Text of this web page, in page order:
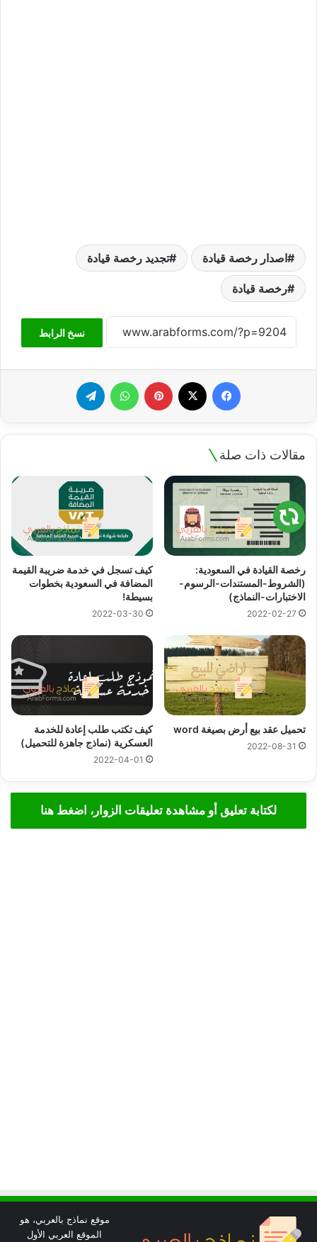
اصدار رخصة قيادة تجديد رخصة قيادة
رخصة قيادة
نسخ الرابط
فيسبوك بينتيريست واتساب
مقالات ذات صلة
رخصة القيادة في السعودية:
(الشروط-المستندات-الرسوم-
الاختبارات-النماذج)
2022-02-27
كيف تسجل في خدمة ضريبة القيمة
المضافة في السعودية بخطوات
بسيطة!
2022-03-30
تحميل عقد بيع أرض بصيغة word
2022-08-31
كيف تكتب طلب إعادة للخدمة
العسكرية (نماذج جاهزة للتحميل)
2022-04-01
لكتابة تعليق أو مشاهدة تعليقات الزوار، اضغط هنا
موقع نماذج بالعربي، هو
الموقع العربي الأول